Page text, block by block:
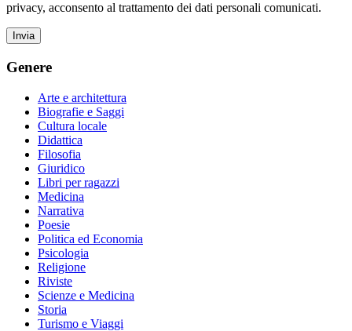
privacy, acconsento al trattamento dei dati personali comunicati.
Genere
Arte e architettura
Biografie e Saggi
Cultura locale
Didattica
Filosofia
Giuridico
Libri per ragazzi
Medicina
Narrativa
Poesie
Politica ed Economia
Psicologia
Religione
Riviste
Scienze e Medicina
Storia
Turismo e Viaggi